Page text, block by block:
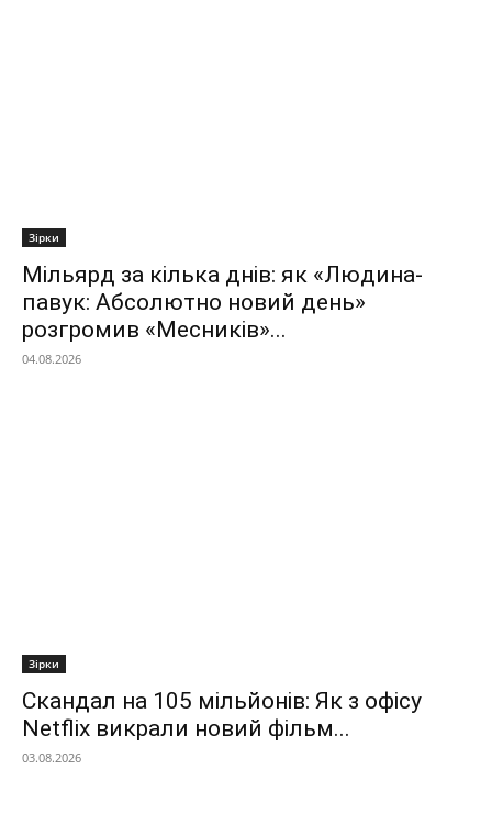
Зірки
Мільярд за кілька днів: як «Людина-
павук: Абсолютно новий день»
розгромив «Месників»...
04.08.2026
Зірки
Скандал на 105 мільйонів: Як з офісу
Netflix викрали новий фільм...
03.08.2026